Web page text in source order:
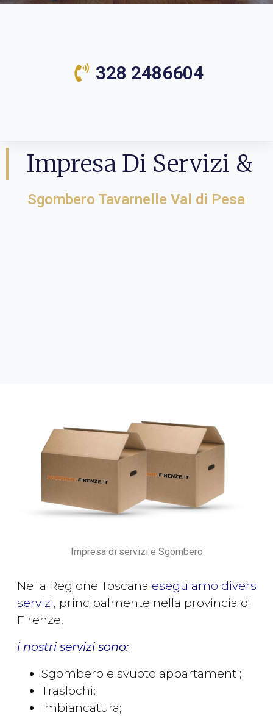
328 2486604
Impresa Di Servizi &
Sgombero Tavarnelle Val di Pesa
Impresa di servizi e Sgombero
Nella Regione Toscana eseguiamo diversi
servizi, principalmente nella provincia di
Firenze,
i nostri servizi sono:
Sgombero e svuoto appartamenti;
Traslochi;
Imbiancatura;